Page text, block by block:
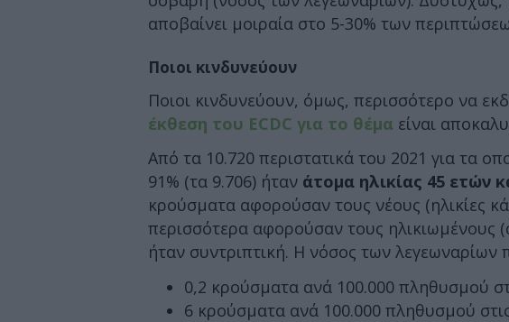
αποβαίνει μοιραία στο 5-30% των
Ποιοι κινδυνεύουν
Ποιοι κινδυνεύουν, όμως, περισσότερο να
έκθεση του ECDC για το θέμα είναι
Από τα 10.720 περιστατικά του 2021 για τα
91% (τα 9.706) ήταν άτομα ηλικίας 45 ετών
κρούσματα αφορούσαν τους νέους (ηλικίες
περισσότερα αφορούσαν τους
ήταν συντριπτική. Η νόσος των λεγεωναρίων
0,2 κρούσματα ανά 100.000 πληθυσμού
6 κρούσματα ανά 100.000 πληθυσμού